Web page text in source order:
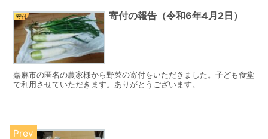
寄付 寄付の報告（令和6年4月2日）
嘉麻市の匿名の農家様から野菜の寄付をいただきました。子ども食堂
で利用させていただきます。ありがとうございます。